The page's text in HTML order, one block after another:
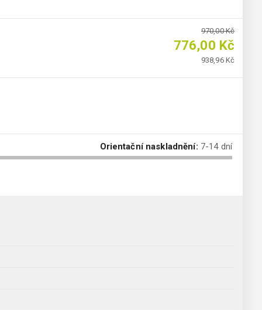
970,00 Kč
776,00 Kč
938,96 Kč
Orientační naskladnění: 7-14 dní